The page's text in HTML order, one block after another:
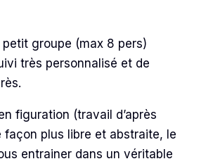
petit groupe (max 8 pers)
très personnalisé et de
figuration (travail d’après
façon plus libre et abstraite, le
entrainer dans un véritable